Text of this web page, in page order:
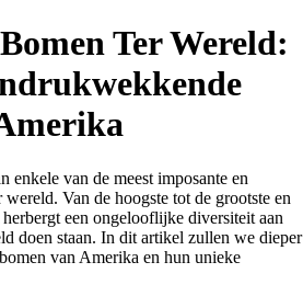
Ter Wereld:
enkele van de meest imposante en
Van de hoogste tot de grootste en
een ongelooflijke diversiteit aan
doen staan. In dit artikel zullen we dieper
van Amerika en hun unieke